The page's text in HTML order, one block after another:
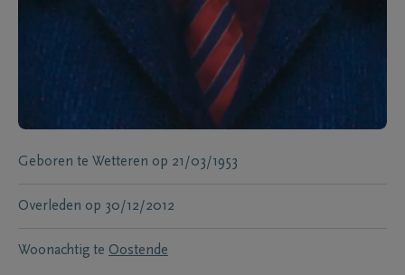
Geboren te Wetteren op 21/03/1953
Overleden op 30/12/2012
Woonachtig te Oostende